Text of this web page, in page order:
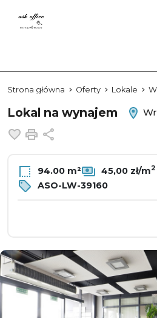
Strona główna Oferty Lokale
Lokal na wynajem
Dodaj do ulubionych
Drukuj
94.00 m² 45,00 zł/m2
ASO-LW-39160